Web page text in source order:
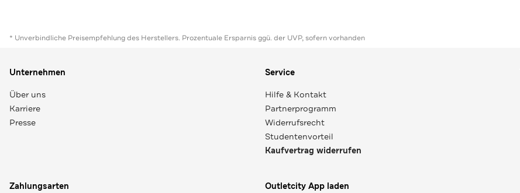
* Unverbindliche Preisempfehlung des Herstellers. Prozentuale Ersparnis ggü. der UVP, sofern vorhanden
Unternehmen
Über uns
Karriere
Presse
Service
Hilfe & Kontakt
Partnerprogramm
Widerrufsrecht
Studentenvorteil
Kaufvertrag widerrufen
Zahlungsarten Outletcity App laden